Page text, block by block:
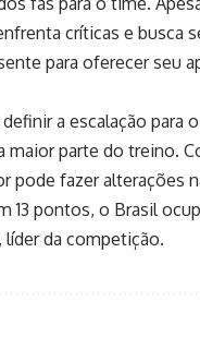
críticas e busca
para oferecer seu
a escalação
parte do treino.
pode fazer alterações
13 pontos, o Brasil
da competição.